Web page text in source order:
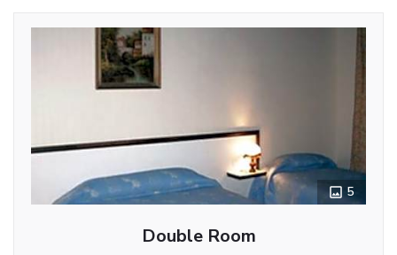
5
Double Room